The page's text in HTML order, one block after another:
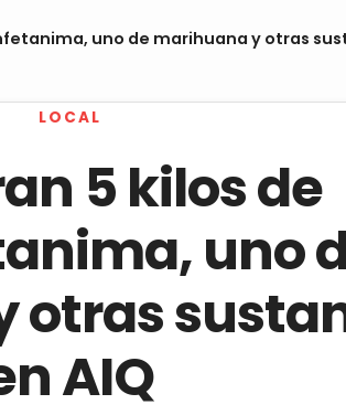
uno de marihuana y otras
LOCAL
5 kilos de
uno
otras
AIQ